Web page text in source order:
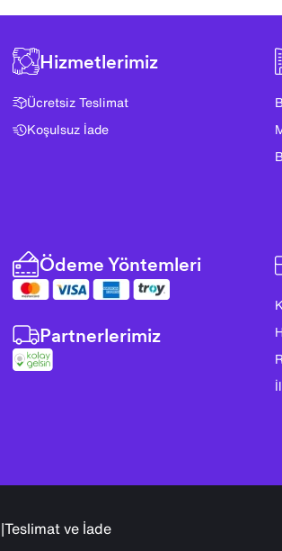
Hizmetlerimiz
Ücretsiz Teslimat
Koşulsuz İade
Ödeme Yöntemleri
Partnerlerimiz
Teslimat ve İade